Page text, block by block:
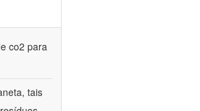
co2 para
tais